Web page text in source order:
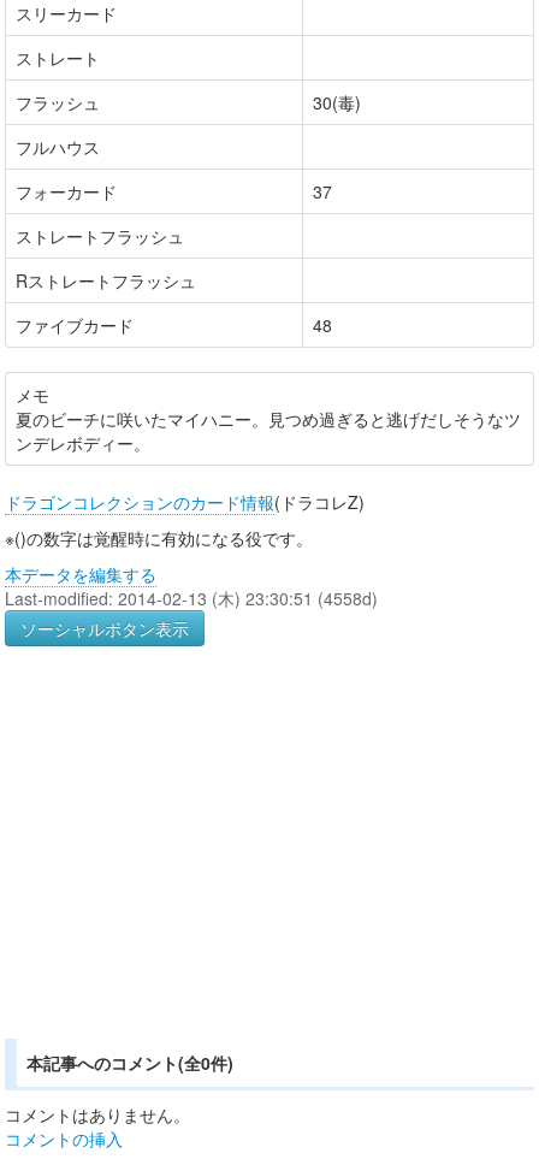
スリーカード
ストレート
フラッシュ
30(毒)
フルハウス
フォーカード
37
ストレートフラッシュ
Rストレートフラッシュ
ファイブカード
48
メモ
夏のビーチに咲いたマイハニー。見つめ過ぎると逃げだしそうなツ
ンデレボディー。
ドラゴンコレクションのカード情報(ドラコレZ)
※()の数字は覚醒時に有効になる役です。
本データを編集する
Last-modified: 2014-02-13 (木) 23:30:51 (4558d)
ソーシャルボタン表示
本記事へのコメント(全0件)
コメントはありません。
コメントの挿入